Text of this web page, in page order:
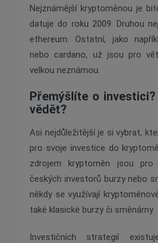
Nejznámější kryptoměnou je
datuje do roku 2009. Druhou
ethereum. Ostatní, jako
nebo cardano, už jsou pro
velkou neznámou.
Přemýšlíte o
vědět?
Asi nejdůležitější je si vybrat,
pro svoje investice do
zdrojem kryptoměn jsou
českých investorů burzy nebo
někdy se využívají
také klasické burzy či směnárny.
Investičních strategií